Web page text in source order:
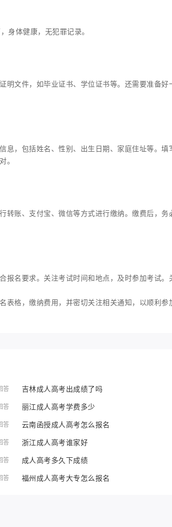
身体健康，无犯罪记录。
文件，如毕业证书、学位证书等。还需要准备好
，包括姓名、性别、出生日期、家庭住址等。
。
账、支付宝、微信等方式进行缴纳。缴费后，
名要求。关注考试时间和地点，及时参加考试。
格，缴纳费用，并密切关注相关通知，以顺利参
答 吉林成人高考出成绩了吗
答 丽江成人高考学费多少
答 云南函授成人高考怎么报名
答 浙江成人高考谁家好
答 成人高考多久下成绩
答 福州成人高考大专怎么报名